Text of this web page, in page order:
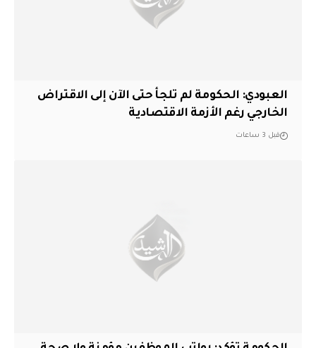
العبودي: الحكومة لم تلجأ حتى الآن إلى الاقتراض
الخارجي رغم الأزمة الاقتصادية
قبل 3 ساعات